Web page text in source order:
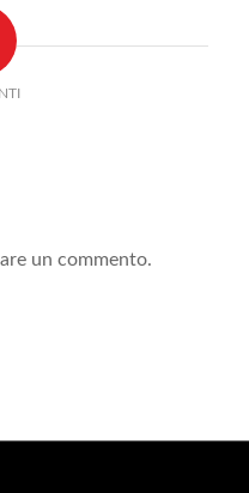
un commento.